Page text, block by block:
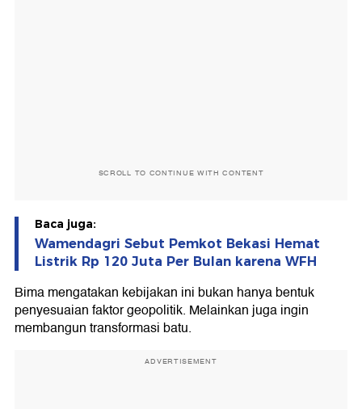
SCROLL TO CONTINUE WITH CONTENT
Baca juga:
Wamendagri Sebut Pemkot Bekasi Hemat
Listrik Rp 120 Juta Per Bulan karena WFH
Bima mengatakan kebijakan ini bukan hanya bentuk
penyesuaian faktor geopolitik. Melainkan juga ingin
membangun transformasi batu.
ADVERTISEMENT